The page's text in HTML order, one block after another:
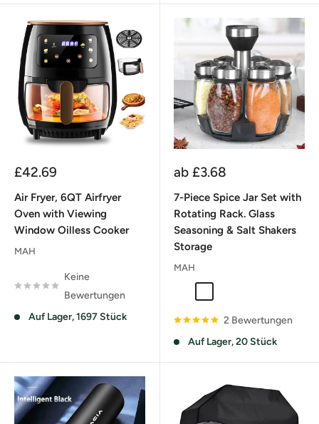
Sonderpreis
£42.69
Air Fryer, 6QT Airfryer
Oven with Viewing
Window Oilless Cooker
MAH
Keine
Bewertungen
Auf Lager, 1697 Stück
Sonderpreis
ab £3.68
7-Piece Spice Jar Set with
Rotating Rack. Glass
Seasoning & Salt Shakers
Storage
MAH
2 Bewertungen
Auf Lager, 20 Stück